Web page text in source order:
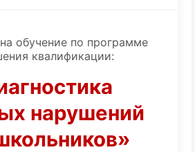
обучение по программе
квалификации:
нарушений